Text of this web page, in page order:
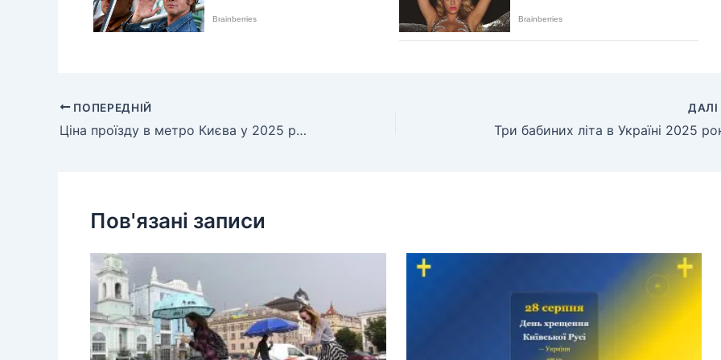
ПОПЕРЕДНІЙ
Ціна проїзду в метро Києва у 2025 році: чому тариф залишився 8 гривень?
ДАЛІ
Три бабиних літа в Україні 2025
Пов'язані записи